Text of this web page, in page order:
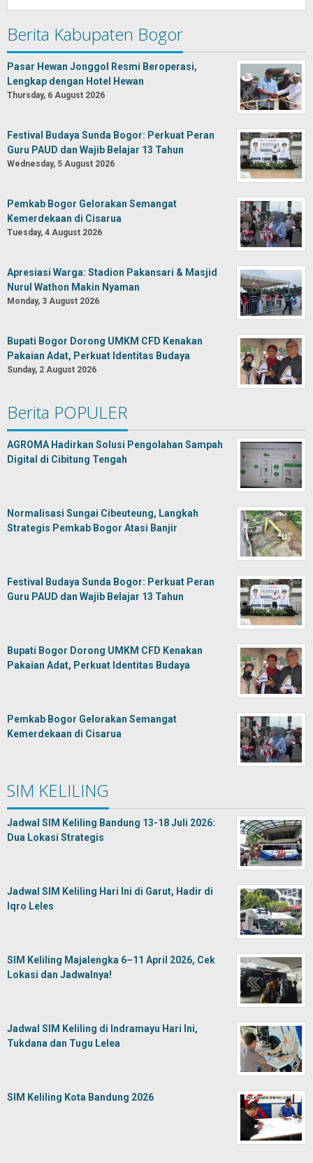
Berita Kabupaten Bogor
Pasar Hewan Jonggol Resmi Beroperasi,
Lengkap dengan Hotel Hewan
Thursday, 6 August 2026
Festival Budaya Sunda Bogor: Perkuat Peran
Guru PAUD dan Wajib Belajar 13 Tahun
Wednesday, 5 August 2026
Pemkab Bogor Gelorakan Semangat
Kemerdekaan di Cisarua
Tuesday, 4 August 2026
Apresiasi Warga: Stadion Pakansari & Masjid
Nurul Wathon Makin Nyaman
Monday, 3 August 2026
Bupati Bogor Dorong UMKM CFD Kenakan
Pakaian Adat, Perkuat Identitas Budaya
Sunday, 2 August 2026
Berita POPULER
AGROMA Hadirkan Solusi Pengolahan Sampah
Digital di Cibitung Tengah
Normalisasi Sungai Cibeuteung, Langkah
Strategis Pemkab Bogor Atasi Banjir
Festival Budaya Sunda Bogor: Perkuat Peran
Guru PAUD dan Wajib Belajar 13 Tahun
Bupati Bogor Dorong UMKM CFD Kenakan
Pakaian Adat, Perkuat Identitas Budaya
Pemkab Bogor Gelorakan Semangat
Kemerdekaan di Cisarua
SIM KELILING
Jadwal SIM Keliling Bandung 13-18 Juli 2026:
Dua Lokasi Strategis
Jadwal SIM Keliling Hari Ini di Garut, Hadir di
Iqro Leles
SIM Keliling Majalengka 6–11 April 2026, Cek
Lokasi dan Jadwalnya!
Jadwal SIM Keliling di Indramayu Hari Ini,
Tukdana dan Tugu Lelea
SIM Keliling Kota Bandung 2026